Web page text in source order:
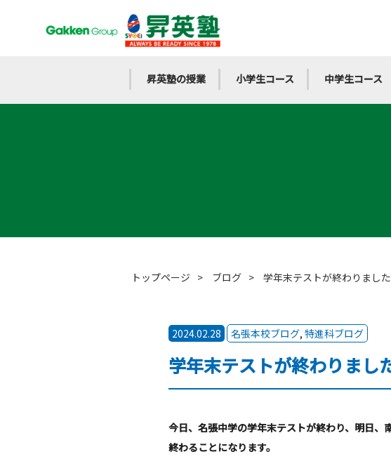
昇英塾の授業 小学生コース 中学生コース
トップページ > ブログ > 学年末テストが終わりました
2024.02.28 名張本校ブログ, 特進科ブログ
学年末テストが終わりまし
今日、名張中学の学年末テストが終わり、明日、
終わることになります。